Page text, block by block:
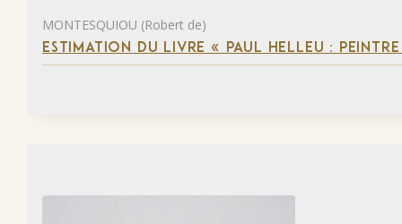
MONTESQUIOU (Robert de)
ESTIMATION DU LIVRE « PAUL HELLEU :